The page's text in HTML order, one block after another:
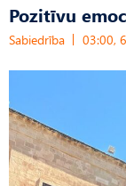
Pozitīvu
Sabiedrība 03:00,